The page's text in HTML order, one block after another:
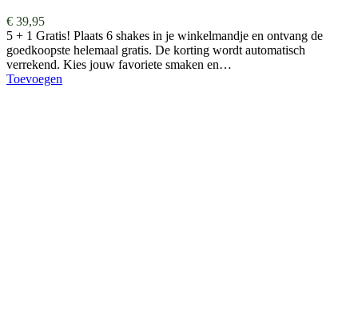
€ 39,95
5 + 1 Gratis! Plaats 6 shakes in je winkelmandje en ontvang de
goedkoopste helemaal gratis. De korting wordt automatisch
verrekend. Kies jouw favoriete smaken en…
Toevoegen